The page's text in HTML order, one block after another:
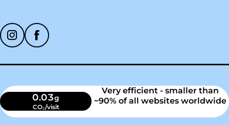
Soziale Medien
0.03g
CO₂/visit
Very efficient - smaller than
~90% of all websites worldwide